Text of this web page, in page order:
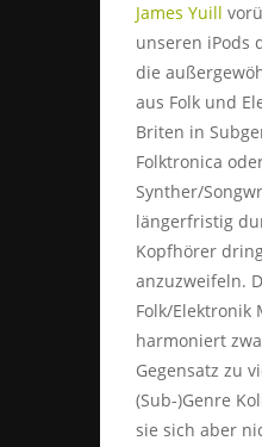
James Yuill
unseren iPods
die
aus Folk und
Briten in
Folktronica
Synther/
längerfristig
Kopfhörer
anzuzweifeln.
Folk/Elektronik
harmoniert
Gegensatz zu
(Sub-)Genre
sie sich aber